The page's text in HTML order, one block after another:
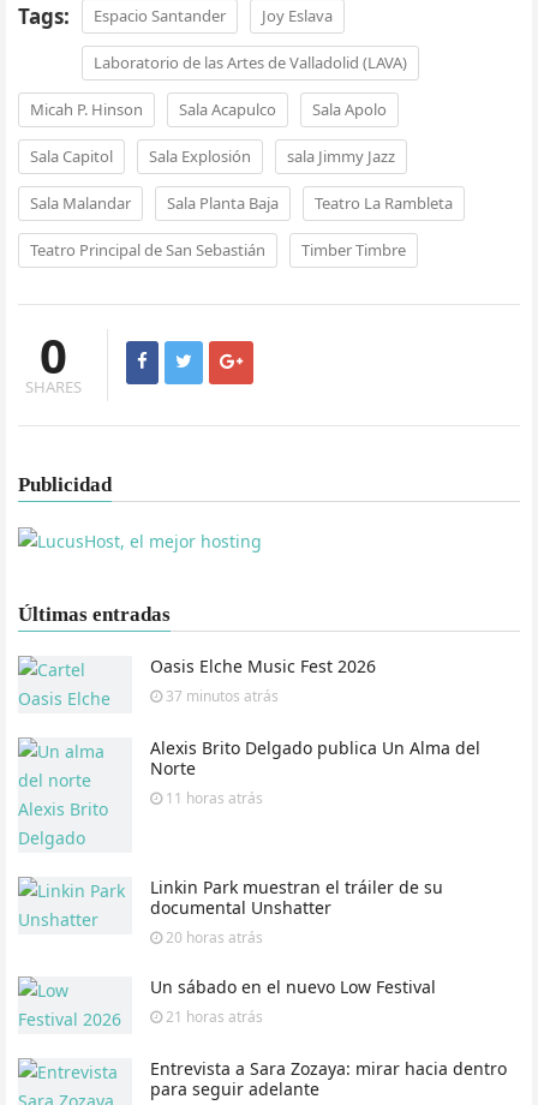
Tags: Espacio Santander Joy Eslava
Laboratorio de las Artes de Valladolid (LAVA)
Micah P. Hinson Sala Acapulco Sala Apolo
Sala Capitol Sala Explosión sala Jimmy Jazz
Sala Malandar Sala Planta Baja Teatro La Rambleta
Teatro Principal de San Sebastián Timber Timbre
0
SHARES
Publicidad
Últimas entradas
Oasis Elche Music Fest 2026
37 minutos atrás
Alexis Brito Delgado publica Un Alma del
Norte
11 horas atrás
Linkin Park muestran el tráiler de su
documental Unshatter
20 horas atrás
Un sábado en el nuevo Low Festival
21 horas atrás
Entrevista a Sara Zozaya: mirar hacia dentro
para seguir adelante